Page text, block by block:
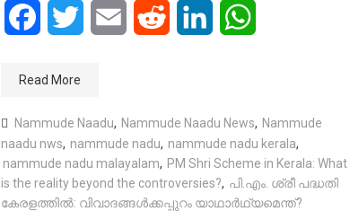
FacebookTwitter Email Reddit LinkedIn
Read More
Nammude Naadu, Nammude Naadu News, Nammude
naadu nws, nammude nadu, nammude nadu kerala,
nammude nadu malayalam, PM Shri Scheme in Kerala: What
is the reality beyond the controversies?, പി.എം. ശ്രീ പദ്ധതി
കേരളത്തിൽ: വിവാദങ്ങൾക്കപ്പുറം യാഥാർഥ്യമെന്ത്?